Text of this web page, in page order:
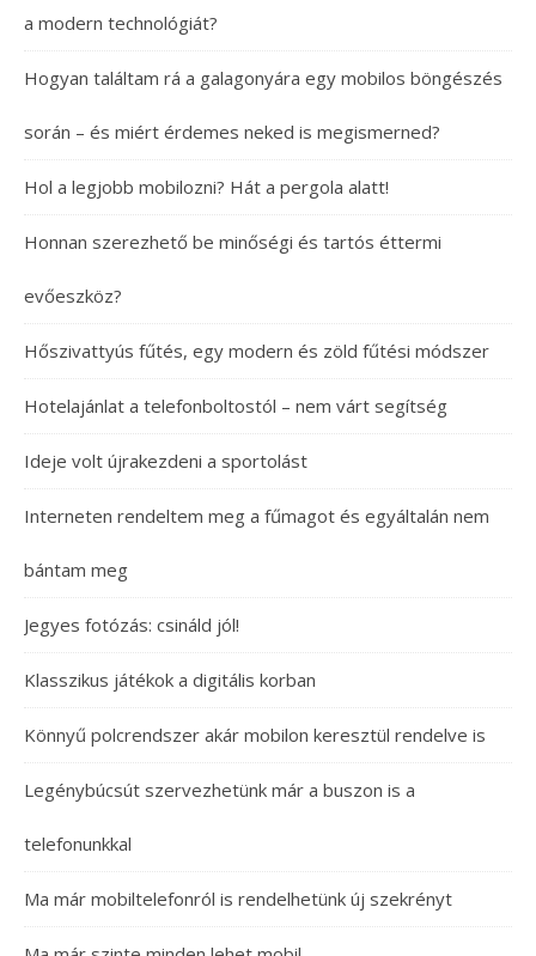
a modern technológiát?
Hogyan találtam rá a galagonyára egy mobilos böngészés
során – és miért érdemes neked is megismerned?
Hol a legjobb mobilozni? Hát a pergola alatt!
Honnan szerezhető be minőségi és tartós éttermi
evőeszköz?
Hőszivattyús fűtés, egy modern és zöld fűtési módszer
Hotelajánlat a telefonboltostól – nem várt segítség
Ideje volt újrakezdeni a sportolást
Interneten rendeltem meg a fűmagot és egyáltalán nem
bántam meg
Jegyes fotózás: csináld jól!
Klasszikus játékok a digitális korban
Könnyű polcrendszer akár mobilon keresztül rendelve is
Legénybúcsút szervezhetünk már a buszon is a
telefonunkkal
Ma már mobiltelefonról is rendelhetünk új szekrényt